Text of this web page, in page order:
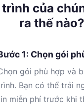
trình của
ra thế nào?
1: Chọn gói
gói phù hợp và
Bạn có thể trải
miễn phí trước khi